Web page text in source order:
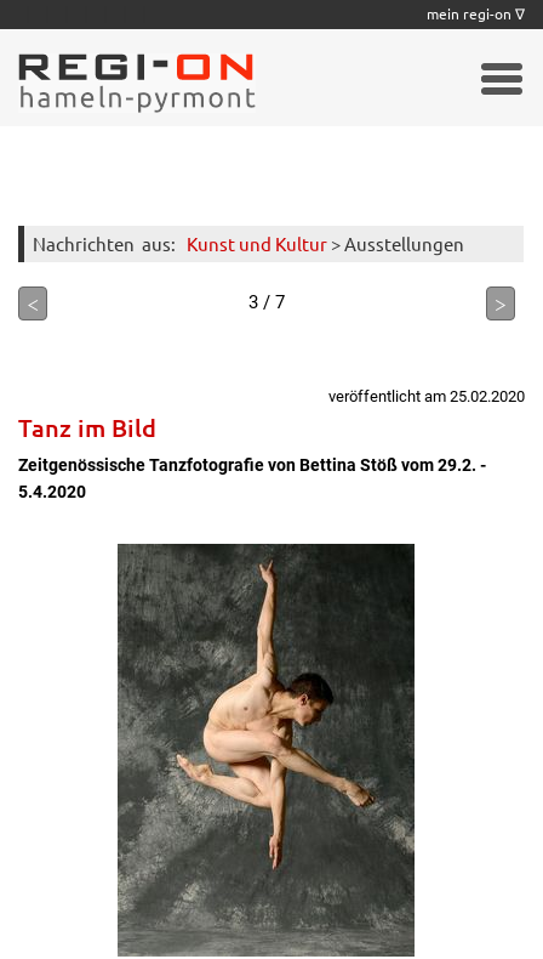
Nachrichten aus: Kunst und Kultur > Ausstellungen
< 3 / 7 >
veröffentlicht am 25.02.2020
Tanz im Bild
Zeitgenössische Tanzfotografie von Bettina Stöß vom 29.2. -
5.4.2020
mein regi-on ∇